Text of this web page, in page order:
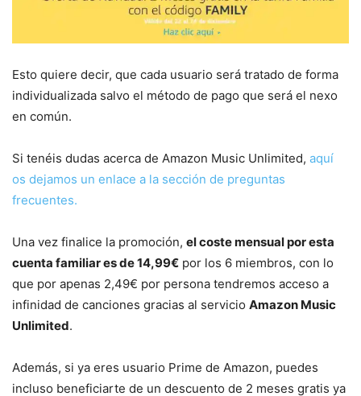
Esto quiere decir, que cada usuario será tratado de forma
individualizada salvo el método de pago que será el nexo
en común.
Si tenéis dudas acerca de Amazon Music Unlimited, aquí
os dejamos un enlace a la sección de preguntas
frecuentes.
Una vez finalice la promoción, el coste mensual por esta
cuenta familiar es de 14,99€ por los 6 miembros, con lo
que por apenas 2,49€ por persona tendremos acceso a
infinidad de canciones gracias al servicio Amazon Music
Unlimited.
Además, si ya eres usuario Prime de Amazon, puedes
incluso beneficiarte de un descuento de 2 meses gratis ya